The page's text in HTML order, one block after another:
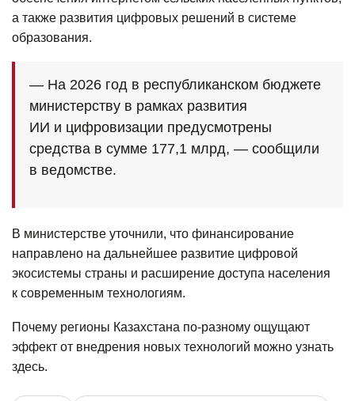
а также развития цифровых решений в системе
образования.
— На 2026 год в республиканском бюджете
министерству в рамках развития
ИИ и цифровизации предусмотрены
средства в сумме 177,1 млрд, — сообщили
в ведомстве.
В министерстве уточнили, что финансирование
направлено на дальнейшее развитие цифровой
экосистемы страны и расширение доступа населения
к современным технологиям.
Почему регионы Казахстана по‑разному ощущают
эффект от внедрения новых технологий можно узнать
здесь.